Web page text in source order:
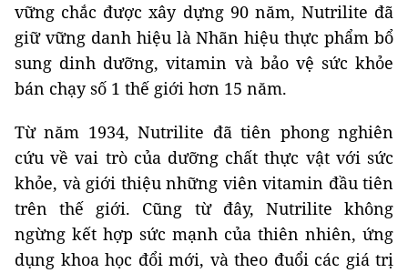
vững chắc được xây dựng 90 năm, Nutrilite đã
giữ vững danh hiệu là Nhãn hiệu thực phẩm bổ
sung dinh dưỡng, vitamin và bảo vệ sức khỏe
bán chạy số 1 thế giới hơn 15 năm.
Từ năm 1934, Nutrilite đã tiên phong nghiên
cứu về vai trò của dưỡng chất thực vật với sức
khỏe, và giới thiệu những viên vitamin đầu tiên
trên thế giới. Cũng từ đây, Nutrilite không
ngừng kết hợp sức mạnh của thiên nhiên, ứng
dụng khoa học đổi mới, và theo đuổi các giá trị